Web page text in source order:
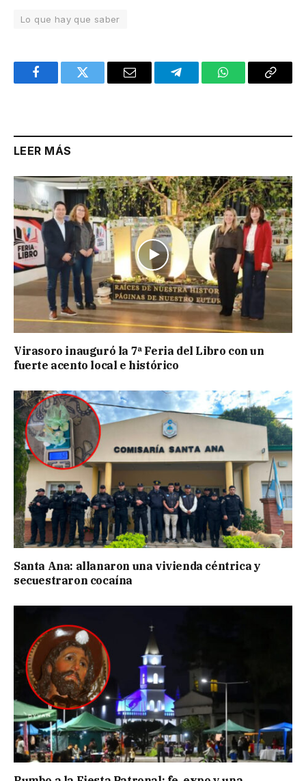
Lo que hay que saber
FacebookTwitter Email TelegramWhatsAppCopy
LEER MÁS
Virasoro inauguró la 7ª Feria del Libro con un
fuerte acento local e histórico
Santa Ana: allanaron una vivienda céntrica y
secuestraron cocaína